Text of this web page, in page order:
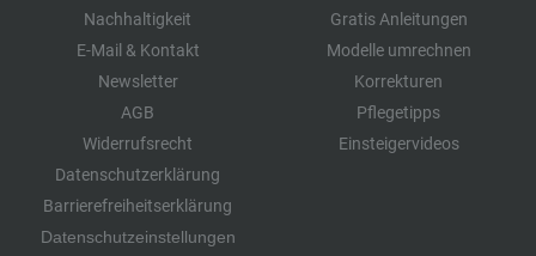
Nachhaltigkeit
E-Mail & Kontakt
Newsletter
AGB
Widerrufsrecht
Datenschutzerklärung
Barrierefreiheitserklärung
Datenschutzeinstellungen
Gratis Anleitungen
Modelle umrechnen
Korrekturen
Pflegetipps
Einsteigervideos